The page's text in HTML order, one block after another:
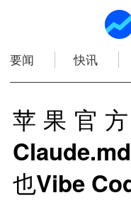
要闻 快讯
苹果官
也Vibe